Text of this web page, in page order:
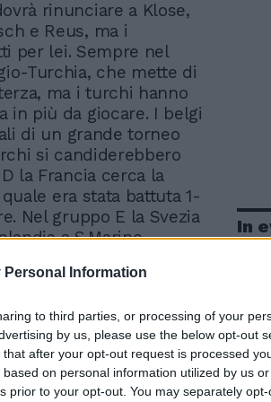
Personal Information
to third parties, or processing of your
by us, please use the below opt-out
after your opt-out request is processed
on personal information utilized by us
prior to your opt-out. You may separately
rinunciare a Klose,
e Reus, ma i
per lei. Sempre nel
Turchia, che mette di
ma i turchi hanno
in più da giocare. I belgi
di un grande torneo
si candiderebbero
la Francia cerca la
era stata battuta 1-
Nel gruppo E la Svezia
a S.Marino,
Lituania-Israele e
Andorra e Macedonia-
Svizzera e
G; Islanda-
del gruppo H.
In